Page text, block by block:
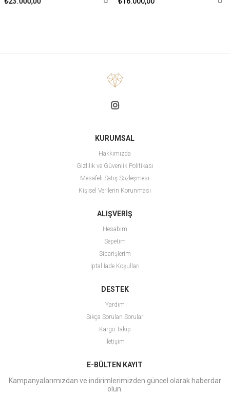
KURUMSAL
Hakkımızda
Gizlilik ve Güvenlik Politikası
Mesafeli Satış Sözleşmesi
Kişisel Verilerin Korunması
ALIŞVERİŞ
Hesabım
Sepetim
Siparişlerim
İptal İade Koşulları
DESTEK
Yardım
Sıkça Sorulan Sorular
Kargo Takip
İletişim
E-BÜLTEN KAYIT
Kampanyalarımızdan ve indirimlerimizden güncel olarak haberdar
olun.